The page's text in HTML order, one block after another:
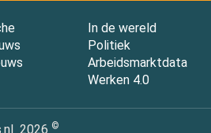
In de wereld
Politiek
Arbeidsmarktdata
Werken 4.0
2026 ©